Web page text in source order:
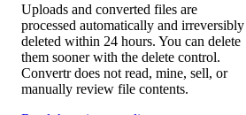
Uploads and converted files are
processed automatically and irreversibly
deleted within 24 hours. You can delete
them sooner with the delete control.
Convertr does not read, mine, sell, or
manually review file contents.